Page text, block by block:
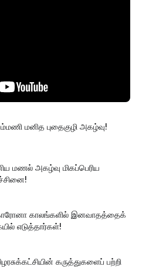
மனித புதைகுழி அகழ்வு!
மணல் அகழ்வு மிகப்பெரிய
காலங்களில் இனவாதத்தைக்
எடுத்தார்கள்!
கருத்துகளைப் பற்றி